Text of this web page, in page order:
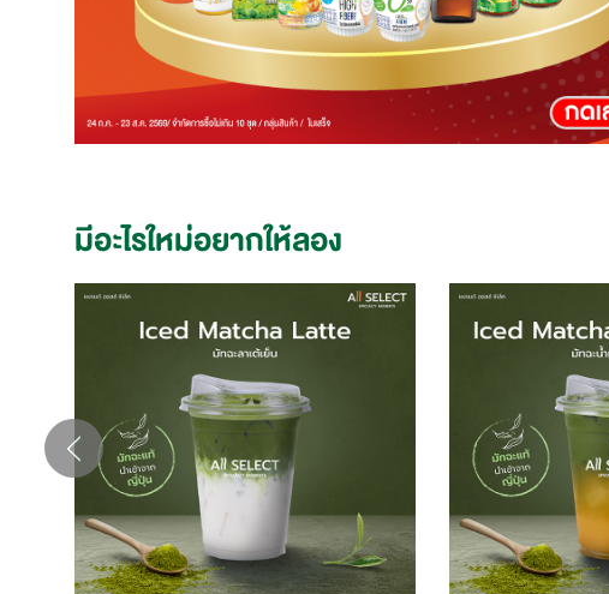
มีอะไรใหม่อยากให้ลอง